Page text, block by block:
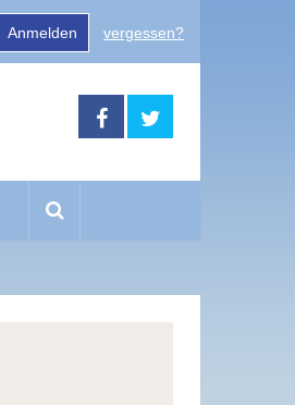
Anmelden vergessen?